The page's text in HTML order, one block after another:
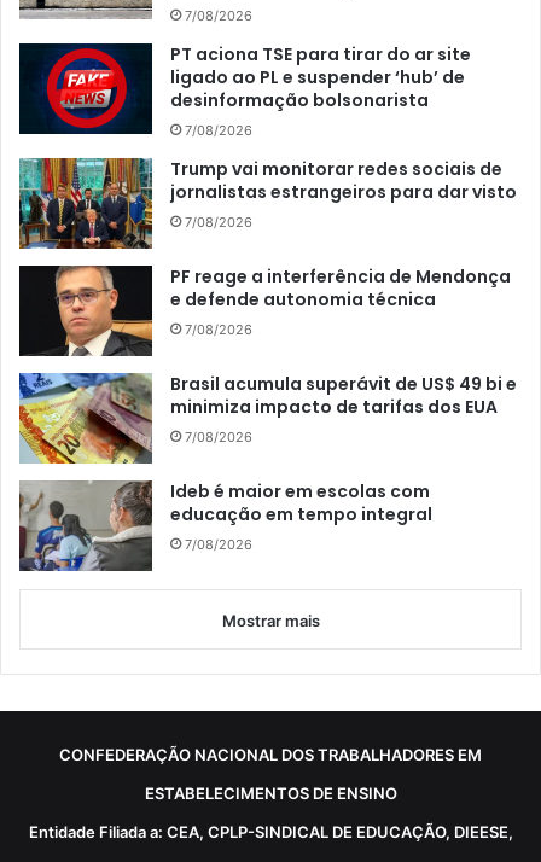
7/08/2026
PT aciona TSE para tirar do ar site
ligado ao PL e suspender ‘hub’ de
desinformação bolsonarista
7/08/2026
Trump vai monitorar redes sociais de
jornalistas estrangeiros para dar visto
7/08/2026
PF reage a interferência de Mendonça
e defende autonomia técnica
7/08/2026
Brasil acumula superávit de US$ 49 bi e
minimiza impacto de tarifas dos EUA
7/08/2026
Ideb é maior em escolas com
educação em tempo integral
7/08/2026
Mostrar mais
CONFEDERAÇÃO NACIONAL DOS TRABALHADORES EM
ESTABELECIMENTOS DE ENSINO
Entidade Filiada a: CEA, CPLP-SINDICAL DE EDUCAÇÃO, DIEESE,